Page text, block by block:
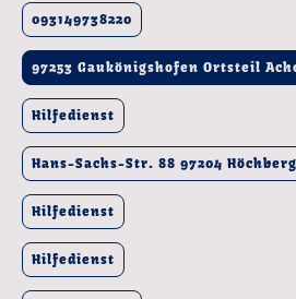
093149738220
97253 Gaukönigshofen Ortsteil
Hilfedienst
Hans-Sachs-Str. 88 97204 Höchberg
Hilfedienst
Hilfedienst